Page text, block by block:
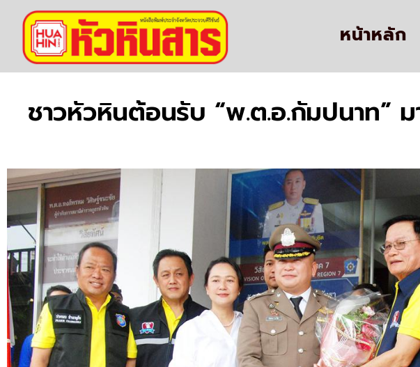
หน้าหลัก
ชาวหัวหินต้อนรับ “พ.ต.อ.กัมปนาท”